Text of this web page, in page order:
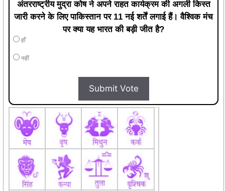
अंतरराष्ट्रीय मुद्रा कोष ने अपने राहत कार्यक्रम की अगली किस्त
जारी करने के लिए पाकिस्तान पर 11 नई शर्तें लगाई हैं। वैश्विक मंच
पर क्या यह भारत की बड़ी जीत है?
हाँ
नहीं
Submit Vote